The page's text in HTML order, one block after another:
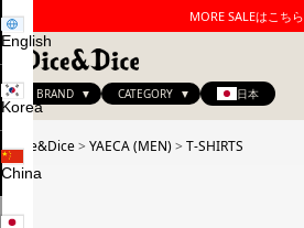
MORE SALEはこちら
BRAND CATEGORY 日本
English
Korea
China
Dice&Dice> YAECA (MEN)> T-SHIRTS